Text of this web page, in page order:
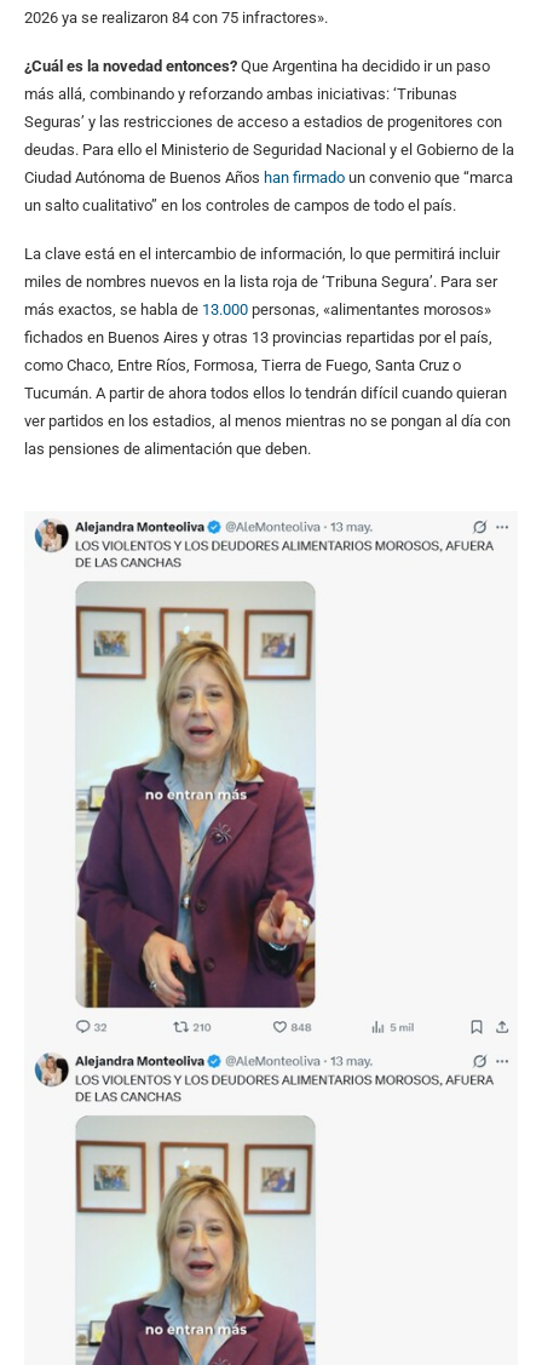
2026 ya se realizaron 84 con 75 infractores».
¿Cuál es la novedad entonces? Que Argentina ha decidido ir un paso
más allá, combinando y reforzando ambas iniciativas: ‘Tribunas
Seguras’ y las restricciones de acceso a estadios de progenitores con
deudas. Para ello el Ministerio de Seguridad Nacional y el Gobierno de la
Ciudad Autónoma de Buenos Años han firmado un convenio que “marca
un salto cualitativo” en los controles de campos de todo el país.
La clave está en el intercambio de información, lo que permitirá incluir
miles de nombres nuevos en la lista roja de ‘Tribuna Segura’. Para ser
más exactos, se habla de 13.000 personas, «alimentantes morosos»
fichados en Buenos Aires y otras 13 provincias repartidas por el país,
como Chaco, Entre Ríos, Formosa, Tierra de Fuego, Santa Cruz o
Tucumán. A partir de ahora todos ellos lo tendrán difícil cuando quieran
ver partidos en los estadios, al menos mientras no se pongan al día con
las pensiones de alimentación que deben.